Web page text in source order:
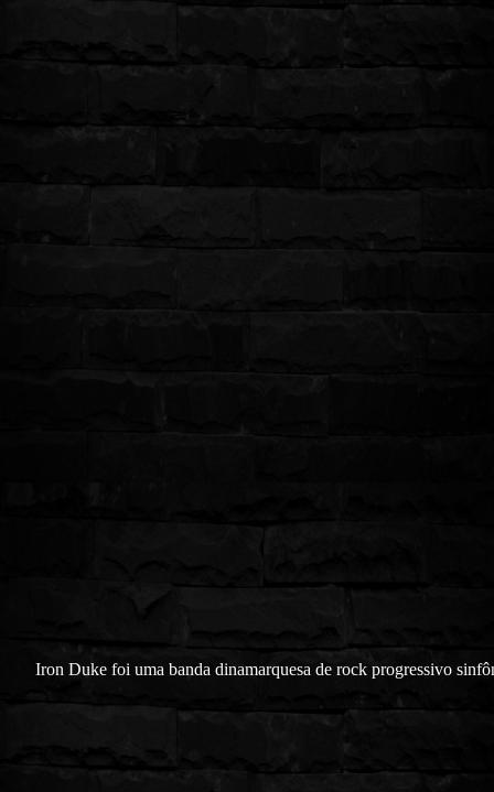
Iron Duke foi uma banda dinamarquesa de rock progressivo